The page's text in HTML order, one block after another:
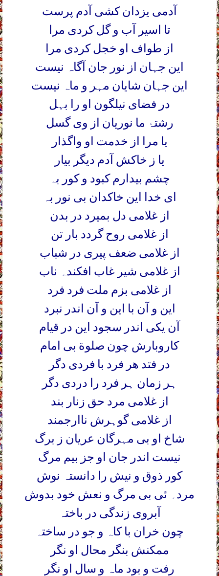
آدمی یزدان کشی آدم پرست
تا اسیر آب و گل کردی مرا
از طواف او خجل کردی مرا
این جہان از نور جان آگاہ نیست
این جہان شایان مہر و ماہ نیست
در فضای نیلگون او را بہل
رشتۂ ما نوریان از وی گسل
یا مرا از خدمت او واگذار
یا ز خاکش آدم دیگر بیار
چشم بیدارم کبود و کور بہ
ای خدا این خاکدان بی نور بہ
از غلامی دل بمیرد در بدن
از غلامی روح گردد بار تن
از غلامی ضعف پیری در شباب
از غلامی شیر غاب افکندہ ناب
از غلامی بزم ملت فرد فرد
این و آن با این و آن اندر نبرد
آن یکی اندر سجود این در قیام
کاروبارش چون صلوة بی امام
در فتد ھر فرد با فردی دگر
ہر زمان ہر فرد را دردی دگر
از غلامی مرد حق زنار بند
از غلامی گوہرش ناارجمند
شاخ او بی مہرگان عریان ز برگ
نیست اندر جان او جز بیم مرگ
کور ذوق و نیش را دانستہ نوش
مردہ ئی بی مرگ و نعش خود بدوش
آبروی زندگی در باختہ
چون خران با کاہ و جو در ساختہ
ممکنش بنگر محال او نگر
رفت و بود ماہ و سال او نگر